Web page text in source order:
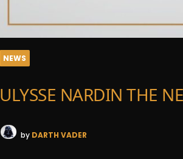
NEWS
ULYSSE NARDIN THE
by DARTH VADER